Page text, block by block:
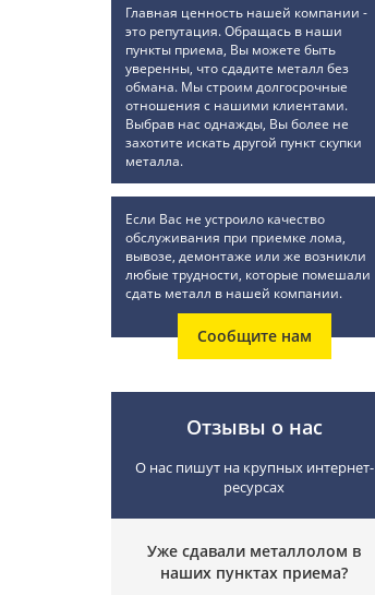
Главная ценность нашей компании -
это репутация. Обращась в наши
пункты приема, Вы можете быть
уверенны, что сдадите металл без
обмана. Мы строим долгосрочные
отношения с нашими клиентами.
Выбрав нас однажды, Вы более не
захотите искать другой пункт скупки
металла.
Если Вас не устроило качество
обслуживания при приемке лома,
вывозе, демонтаже или же возникли
любые трудности, которые помешали
сдать металл в нашей компании.
Сообщите нам
Отзывы о нас
О нас пишут на крупных интернет-
ресурсах
Уже сдавали металлолом в
наших пунктах приема?